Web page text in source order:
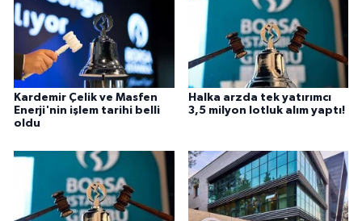
Kardemir Çelik ve Masfen
Enerji'nin işlem tarihi belli
oldu
Halka arzda tek yatırımcı
3,5 milyon lotluk alım yaptı!